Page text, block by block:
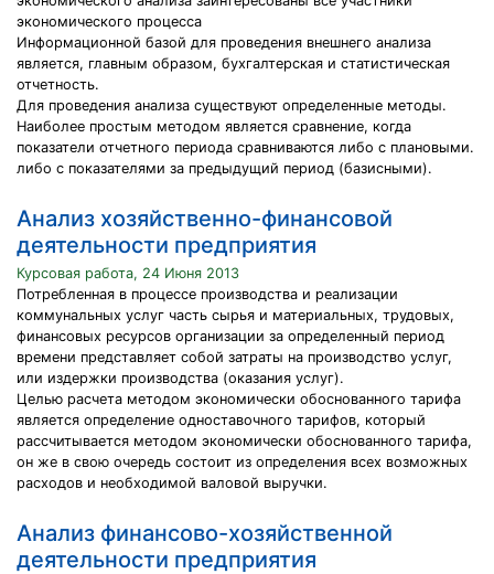
экономического процесса
Информационной базой для проведения внешнего анализа
является, главным образом, бухгалтерская и статистическая
отчетность.
Для проведения анализа существуют определенные методы.
Наиболее простым методом является сравнение, когда
показатели отчетного периода сравниваются либо с плановыми.
либо с показателями за предыдущий период (базисными).
Анализ хозяйственно-финансовой
деятельности предприятия
Курсовая работа, 24 Июня 2013
Потребленная в процессе производства и реализации
коммунальных услуг часть сырья и материальных, трудовых,
финансовых ресурсов организации за определенный период
времени представляет собой затраты на производство услуг,
или издержки производства (оказания услуг).
Целью расчета методом экономически обоснованного тарифа
является определение одноставочного тарифов, который
рассчитывается методом экономически обоснованного тарифа,
он же в свою очередь состоит из определения всех возможных
расходов и необходимой валовой выручки.
Анализ финансово-хозяйственной
деятельности предприятия